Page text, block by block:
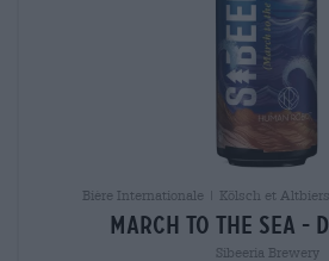
Bière Internationale | Kölsch et
march to the sea -
Sibeeria Brewery